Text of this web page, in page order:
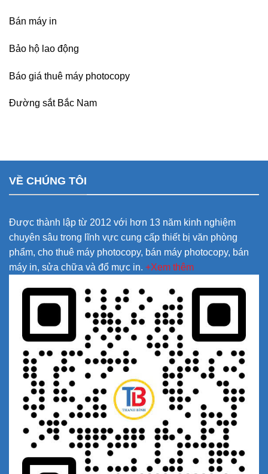
Bán máy in
Bảo hộ lao động
Báo giá thuê máy photocopy
Đường sắt Bắc Nam
VỀ CHÚNG TÔI
Được thành lập từ 2012 với hơn 13 năm kinh nghiệm
chuyên sâu trong lĩnh vực cung cấp thiết bị văn phòng
phẩm, cho thuê máy photocopy, bán máy photocopy, bán
máy in, sửa chữa và đổ mực in. +Xem thêm